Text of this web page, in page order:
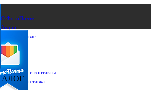
О ФотоПочте
Акции
Сделаем за вас
Бизнесу
FAQ
Франшиза
Поддержка и контакты
Оплата и доставка